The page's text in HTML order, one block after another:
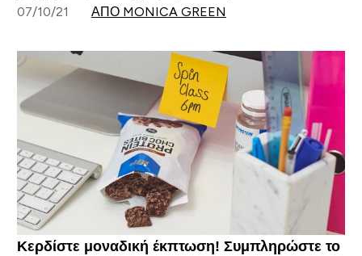
07/10/21 ΑΠΌ MONICA GREEN
Κερδίστε μοναδική έκπτωση! Συμπληρώστε το